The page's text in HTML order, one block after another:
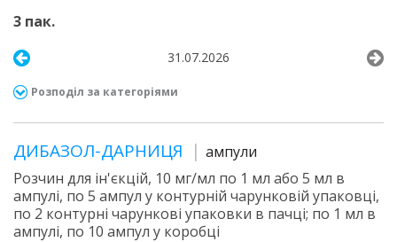
3 пак.
31.07.2026
Розподіл за категоріями
ДИБАЗОЛ-ДАРНИЦЯ
ампули
Розчин для ін'єкцій, 10 мг/мл по 1 мл або 5 мл в
ампулі, по 5 ампул у контурній чарунковій упаковці,
по 2 контурні чарункові упаковки в пачці; по 1 мл в
ампулі, по 10 ампул у коробці